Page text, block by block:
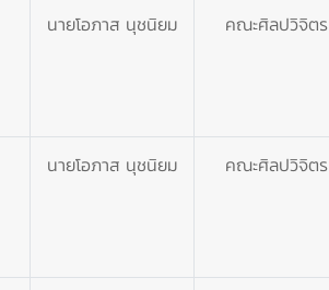
นายโอภาส นุชนิยม คณะศิลปวิจิตร
นายโอภาส นุชนิยม คณะศิลปวิจิตร